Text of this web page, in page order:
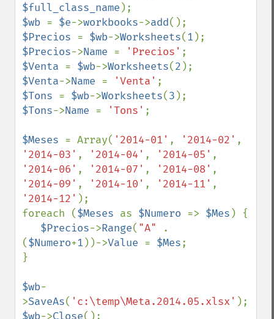
$full_class_name
$wb = $e->workbooks->add
$Precios = $wb->Worksheets(1
$Precios->Name = 'Precios'
$Venta = $wb->Worksheets(2
$Venta->Name = 'Venta'
$Tons = $wb->Worksheets(3
$Tons->Name = 'Tons' ;
$Meses = Array( '2014-01' , '2014-02'
'2014-03' , '2014-04' , '2014-05'
'2014-06' , '2014-07' , '2014-08'
'2014-09' , '2014-10' , '2014-11'
'2014-12' );
foreach ($Meses as $Numero => $Mes ) {
$Precios->Range( "A"
.
($Numero+1 ))->Value = $Mes;
}
$wb-
>SaveAs( 'c:\temp\Meta.2014.05.xlsx'
$wb->Close();